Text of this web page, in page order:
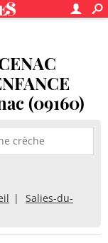
PETITE ENFANCE
(09160)
Salies-du-